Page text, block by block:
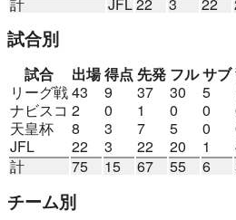
試合別
試合 出場得点 先発 フルサブ
リーグ戦43 9 37 30 5
ナビスコ 2 0 1 0 0
天皇杯
8 3 7 5 0
JFL
22 3 22 20 1
計
75 15 67 55 6
チーム別